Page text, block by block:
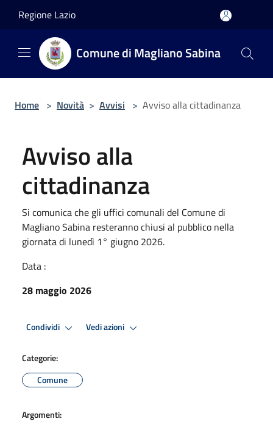
Regione Lazio
Comune di Magliano Sabina
Home > Novità > Avvisi > Avviso alla cittadinanza
Avviso alla
cittadinanza
Si comunica che gli uffici comunali del Comune di
Magliano Sabina resteranno chiusi al pubblico nella
giornata di lunedì 1° giugno 2026.
Data :
28 maggio 2026
Condividi Vedi azioni
Categorie:
Comune
Argomenti: